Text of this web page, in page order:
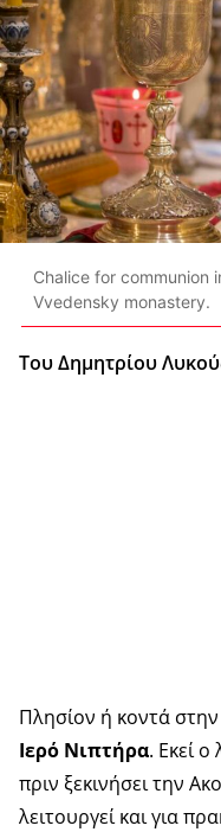
Chalice for communion
Vvedensky monastery.
Του Δημητρίου
Πλησίον ή κοντά
Ιερό Νιπτήρα. Εκεί ο
πριν ξεκινήσει την
λειτουργεί και για